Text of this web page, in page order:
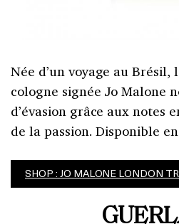
Née d’un voyage au Brésil,
cologne signée Jo Malone
d’évasion grâce aux notes
de la passion. Disponible
SHOP : JO MALONE LONDON